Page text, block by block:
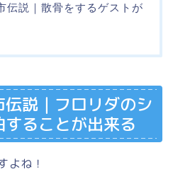
伝説｜散骨をするゲストが
説｜フロリダのシ
ることが出来る
よね！